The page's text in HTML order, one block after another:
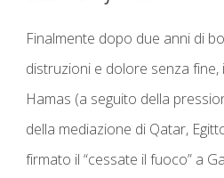
Finalmente dopo due anni di
distruzioni e dolore senza
Hamas (a seguito della
della mediazione di Qatar,
firmato il “cessate il fuoco” a